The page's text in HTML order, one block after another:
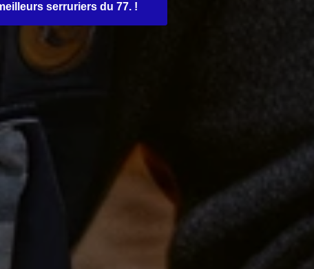
serruriers du 77. !